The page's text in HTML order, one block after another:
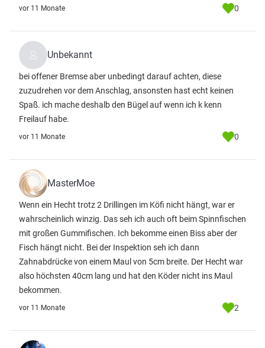
vor 11 Monate 0
Unbekannt
bei offener Bremse aber unbedingt darauf achten, diese
zuzudrehen vor dem Anschlag, ansonsten hast echt keinen
Spaß. ich mache deshalb den Bügel auf wenn ich k kenn
Freilauf habe.
vor 11 Monate 0
MasterMoe
Wenn ein Hecht trotz 2 Drillingen im Köfi nicht hängt, war er
wahrscheinlich winzig. Das seh ich auch oft beim Spinnfischen
mit großen Gummifischen. Ich bekomme einen Biss aber der
Fisch hängt nicht. Bei der Inspektion seh ich dann
Zahnabdrücke von einem Maul von 5cm breite. Der Hecht war
also höchsten 40cm lang und hat den Köder nicht ins Maul
bekommen.
vor 11 Monate 2